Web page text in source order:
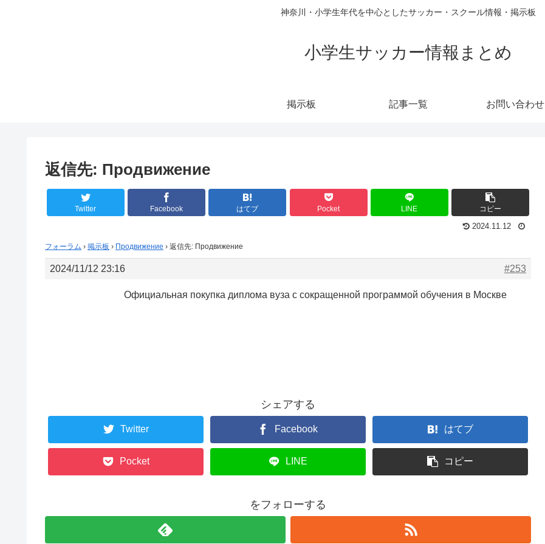
神奈川・小学生年代を中心としたサッカー・スクール情報・掲示板
小学生サッカー情報まとめ
掲示板 記事一覧 お問い合わせ
返信先: Продвижение
Twitter Facebook はてブ Pocket LINE コピー
2024.11.12
フォーラム › 掲示板 › Продвижение › 返信先: Продвижение
2024/11/12 23:16 #253
Официальная покупка диплома вуза с сокращенной программой обучения в Москве
シェアする
Twitter Facebook はてブ
Pocket LINE コピー
をフォローする